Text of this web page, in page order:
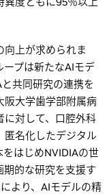
上が求められま
プは新たなAIモデ
共同研究の連携を
阪大学歯学部附属病
に対して、口腔外科
匿名化したデジタル
はじめNVIDIAの世
的な研究を支援す
より、AIモデルの精